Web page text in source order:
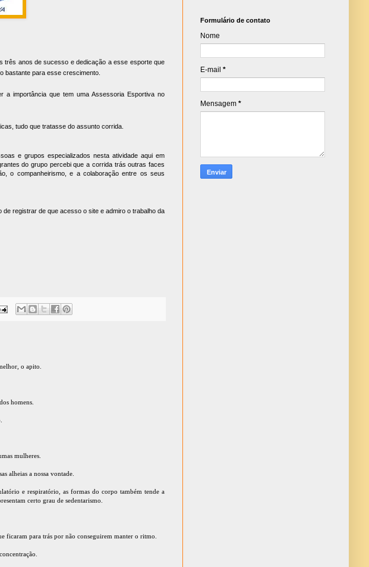
três anos de sucesso e dedicação a esse esporte que
bastante para esse crescimento.
importância que tem uma Assessoria Esportiva no
tudo que tratasse do assunto corrida.
e grupos especializados nesta atividade aqui em
do grupo percebi que a corrida trás outras faces
o companheirismo, e a colaboração entre os seus
registrar de que acesso o site e admiro o trabalho da
o apito.
homens.
mulheres.
alheias a nossa vontade.
e respiratório, as formas do corpo também tende a
certo grau de sedentarismo.
ficaram para trás por não conseguirem manter o ritmo.
Formulário de contato
Nome
E-mail *
Mensagem *